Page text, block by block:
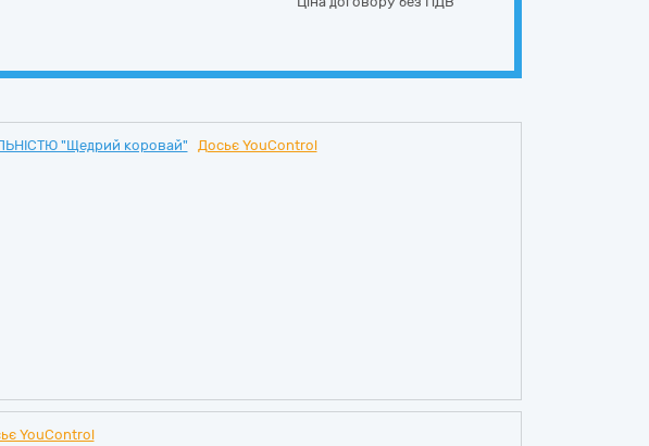
"Щедрий коровай"
Досьє YouControl
YouControl